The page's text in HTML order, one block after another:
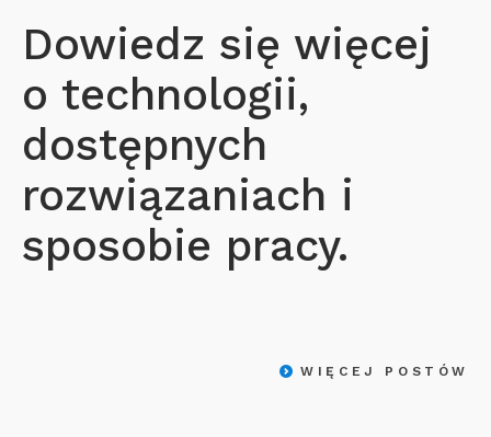
Dowiedz się więcej
o technologii,
dostępnych
rozwiązaniach i
sposobie pracy.
WIĘCEJ POSTÓW